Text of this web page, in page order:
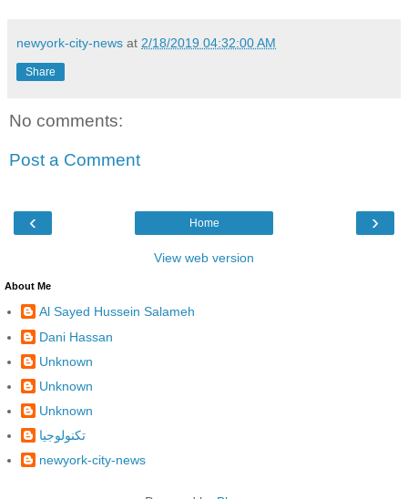
newyork-city-news at 2/18/2019 04:32:00 AM
Share
No comments:
Post a Comment
‹ ›
Home
View web version
About Me
Al Sayed Hussein Salameh
Dani Hassan
Unknown
Unknown
Unknown
تكنولوجيا
newyork-city-news